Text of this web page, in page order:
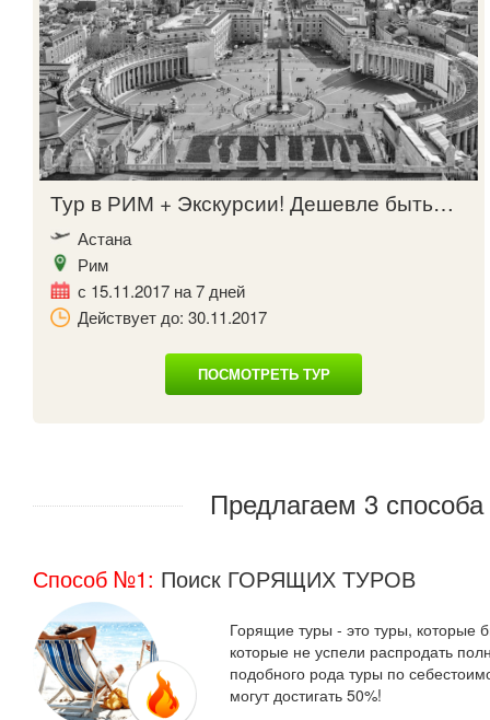
Тур в РИМ + Экскурсии! Дешевле быть…
Астана
Рим
с 15.11.2017 на 7 дней
Действует до: 30.11.2017
ПОСМОТРЕТЬ ТУР
Предлагаем 3 способа
Способ №1: Поиск ГОРЯЩИХ ТУРОВ
Горящие туры - это туры, которые
которые не успели распродать
подобного рода туры по
могут достигать 50%!